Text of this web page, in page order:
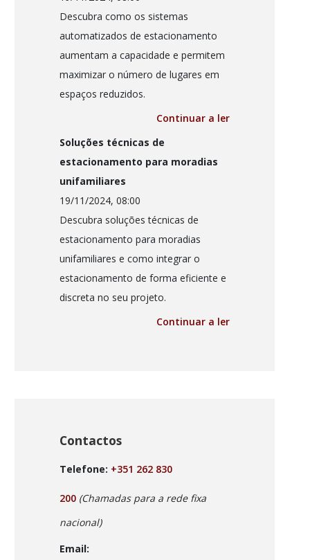
Descubra como os sistemas
automatizados de estacionamento
aumentam a capacidade e permitem
maximizar o número de lugares em
espaços reduzidos.
Continuar a ler
Soluções técnicas de
estacionamento para moradias
unifamiliares
19/11/2024, 08:00
Descubra soluções técnicas de
estacionamento para moradias
unifamiliares e como integrar o
estacionamento de forma eficiente e
discreta no seu projeto.
Continuar a ler
Contactos
Telefone: +351 262 830
200 (Chamadas para a rede fixa
nacional)
Email: